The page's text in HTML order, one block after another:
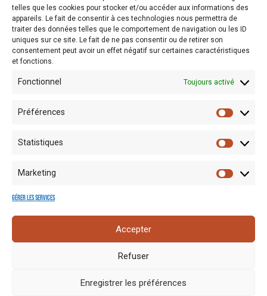
telles que les cookies pour stocker et/ou accéder aux informations des
appareils. Le fait de consentir à ces technologies nous permettra de
traiter des données telles que le comportement de navigation ou les ID
uniques sur ce site. Le fait de ne pas consentir ou de retirer son
consentement peut avoir un effet négatif sur certaines caractéristiques
et fonctions.
Fonctionnel Toujours activé
Préférences
Statistiques
Marketing
Gérer les services
Accepter
Refuser
Enregistrer les préférences
100 places dimanche : reservation@leboisducazier.be ou 071/88.08.56
L’accès à l’exposition temporaire Homo Detritus reste payante.